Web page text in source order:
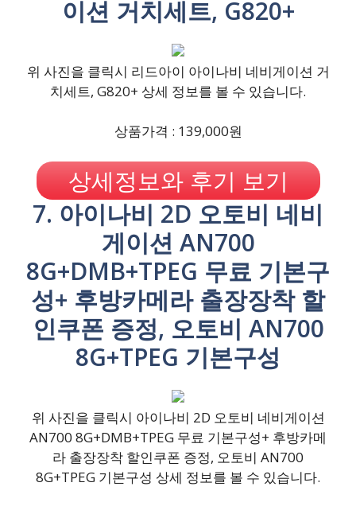
이션 거치세트, G820+
위 사진을 클릭시 리드아이 아이나비 네비게이션 거
치세트, G820+ 상세 정보를 볼 수 있습니다.
상품가격 : 139,000원
상세정보와 후기 보기
7. 아이나비 2D 오토비 네비
게이션 AN700
8G+DMB+TPEG 무료 기본구
성+ 후방카메라 출장장착 할
인쿠폰 증정, 오토비 AN700
8G+TPEG 기본구성
위 사진을 클릭시 아이나비 2D 오토비 네비게이션
AN700 8G+DMB+TPEG 무료 기본구성+ 후방카메
라 출장장착 할인쿠폰 증정, 오토비 AN700
8G+TPEG 기본구성 상세 정보를 볼 수 있습니다.